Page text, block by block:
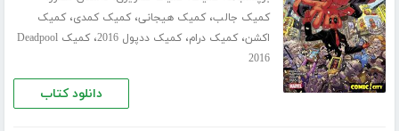
کمیک جالب،کمیک هیجانی،کمیک کمدی،کمیک
اکشن،کمیک درام،کمیک ددپول 2016 ،
کمیک Deadpool
2016
دانلود کتاب